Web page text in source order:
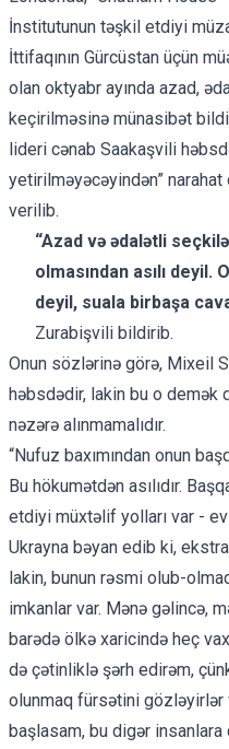
İnstitutunun təşkil etdiyi
İttifaqının Gürcüstan üçün
olan oktyabr ayında azad,
keçirilməsinə münasibət
lideri cənab Saakaşvili
yetirilməyəcəyindən”
verilib.
“Azad və ədalətli
olmasından asılı deyil.
deyil, suala birbaşa
Zurabişvili bildirib.
Onun sözlərinə görə, Mixeil
həbsdədir, lakin bu o demək
nəzərə alınmamalıdır.
“Nufuz baxımından onun
Bu hökumətdən asılıdır.
etdiyi müxtəlif yolları var -
Ukrayna bəyan edib ki,
lakin, bunun rəsmi olub-
imkanlar var. Mənə gəlincə,
barədə ölkə xaricində heç
də çətinliklə şərh edirəm,
olunmaq fürsətini gözləyirlər
başlasam, bu digər